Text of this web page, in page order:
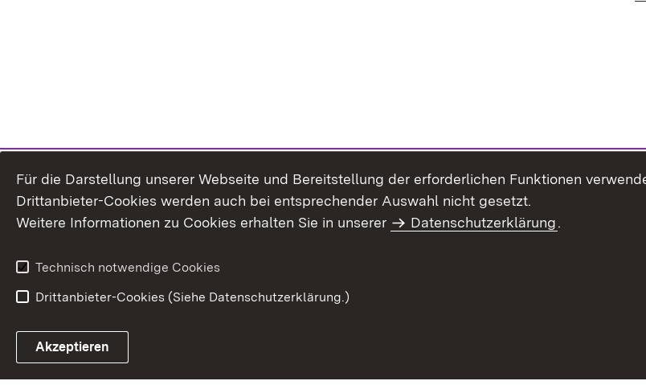
Für die Darstellung unserer Webseite und Bereitstellung der erforderlichen Funktionen
Drittanbieter-Cookies werden auch bei entsprechender Auswahl nicht gesetzt.
Weitere Informationen zu Cookies erhalten Sie in unserer
Datenschutzerklärung.
Technisch notwendige Cookies
Drittanbieter-Cookies (Siehe Datenschutzerklärung.)
Akzeptieren